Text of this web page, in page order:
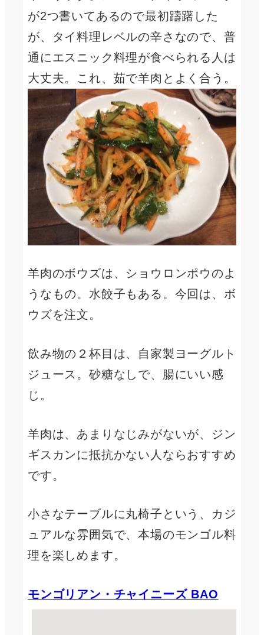
が2つ書いてあるので最初躊躇した
が、タイ料理レベルの辛さなので、普
通にエスニック料理が食べられる人は
大丈夫。これ、茹で羊肉とよく合う。
羊肉のボウズは、ショウロンポウのよ
うなもの。水餃子もある。今回は、ボ
ウズを注文。
飲み物の２杯目は、自家製ヨーグルト
ジュース。砂糖なしで、腸にいい感
じ。
羊肉は、あまりなじみがないが、ジン
ギスカンに抵抗かない人ならおすすめ
です。
小さなテーブルに丸椅子という、カジ
ュアルな雰囲気で、本場のモンゴル料
理を楽しめます。
モンゴリアン・チャイニーズ BAO